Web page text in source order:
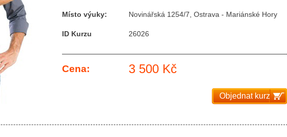
Místo výuky: Novinářská 1254/7, Ostrava - Mariánské Hory
ID Kurzu 26026
Cena: 3 500 Kč
Objednat kurz